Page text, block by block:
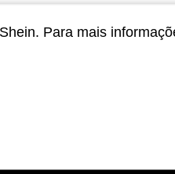
Para mais